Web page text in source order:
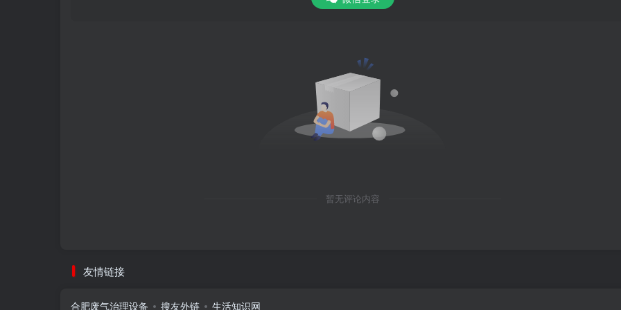
暂无评论内容
友情链接
合肥废气治理设备 搜友外链 生活知识网